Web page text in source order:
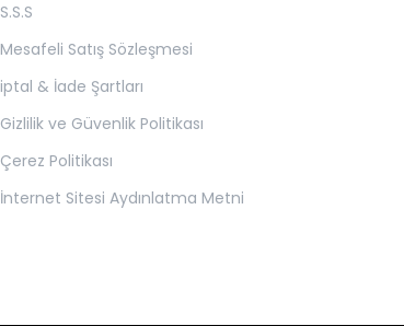
S.S.S
Mesafeli Satış Sözleşmesi
iptal & İade Şartları
Gizlilik ve Güvenlik Politikası
Çerez Politikası
İnternet Sitesi Aydınlatma Metni